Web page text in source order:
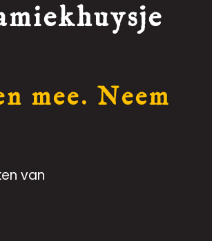
mee. Neem
van